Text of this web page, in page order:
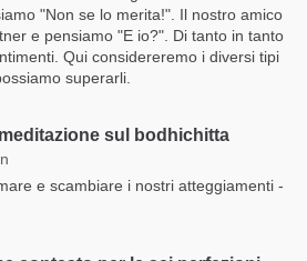
"Non se lo merita!". Il nostro amico
e pensiamo "E io?". Di tanto in tanto
Qui considereremo i diversi tipi
superarli.
sul bodhichitta
e scambiare i nostri atteggiamenti -